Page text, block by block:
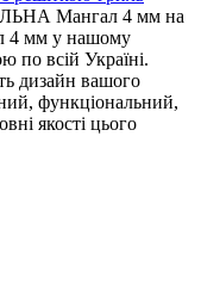
Мангал 4 мм на
4 мм у нашому
по всій Україні.
дизайн вашого
функціональний,
якості цього